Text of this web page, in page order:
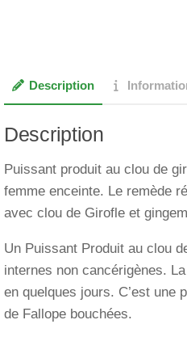
Description
Description
Puissant produit au clou de
femme enceinte. Le remède
avec clou de Girofle et
Un Puissant Produit au clou
internes non cancérigènes.
en quelques jours. C’est une
de Fallope bouchées.